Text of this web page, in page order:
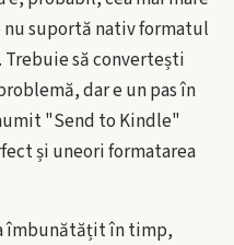
suportă nativ formatul
Trebuie să convertești
dar e un pas în
"Send to Kindle"
și uneori formatarea
îmbunătățit în timp,